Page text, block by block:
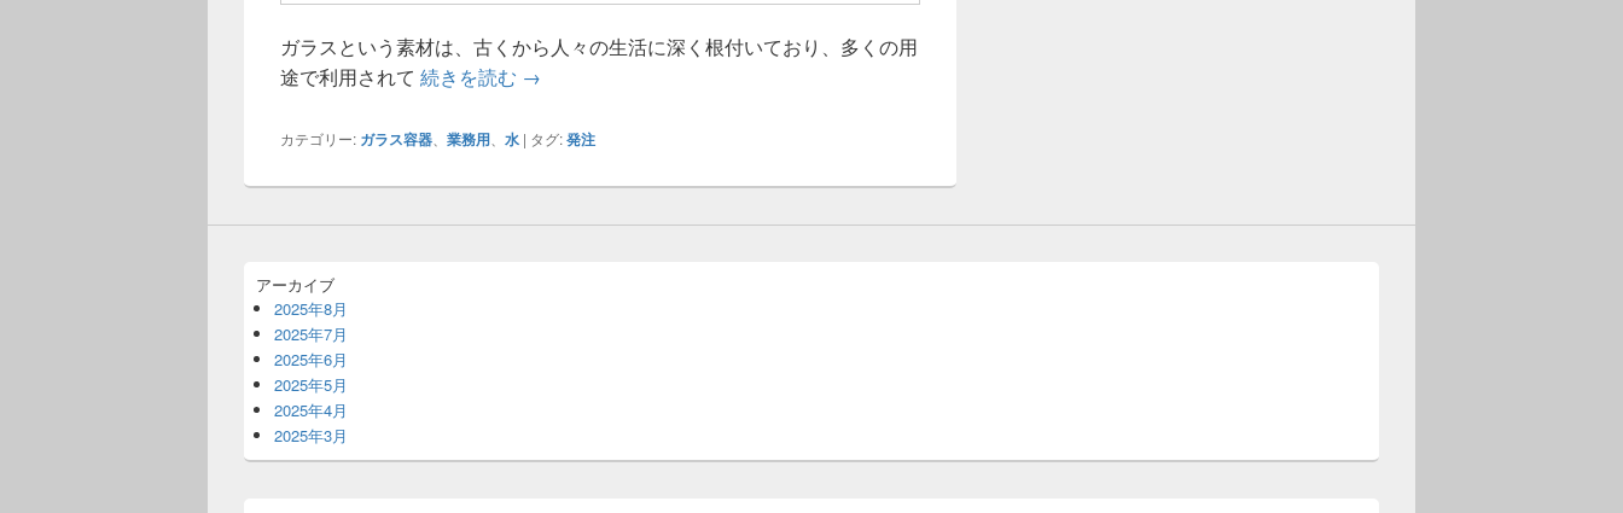
ガラスという素材は、古くから人々の生活に深く根付いており、多くの用
途で利用されて 続きを読む ガラス容器で魅せる美食の世界
→
カテゴリー: ガラス容器 業務用 水 | タグ:発注
アーカイブ
2025年8月
2025年7月
2025年6月
2025年5月
2025年4月
2025年3月